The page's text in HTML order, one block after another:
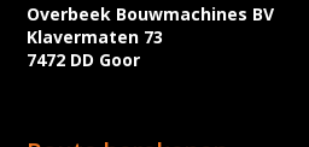
Overbeek Bouwmachines BV
Klavermaten 73
7472 DD Goor